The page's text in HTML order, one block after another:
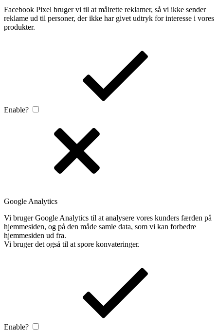
Facebook Pixel bruger vi til at målrette reklamer, så vi ikke sender
reklame ud til personer, der ikke har givet udtryk for interesse i vores
produkter.
Enable?
Google Analytics
Vi bruger Google Analytics til at analysere vores kunders færden på
hjemmesiden, og på den måde samle data, som vi kan forbedre
hjemmesiden ud fra.
Vi bruger det også til at spore konvateringer.
Enable?